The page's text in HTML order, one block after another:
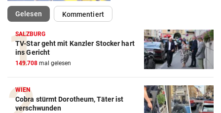
Gelesen(ausgewählt)Kommentiert
SALZBURG
TV-Star geht mit Kanzler Stocker hart
ins Gericht
149.708 mal gelesen
WIEN
Cobra stürmt Dorotheum, Täter ist
verschwunden
Action-Cam Vergleich
ZUM VERGLEICH
Crosstrainer Vergleich
ZUM VERGLEICH